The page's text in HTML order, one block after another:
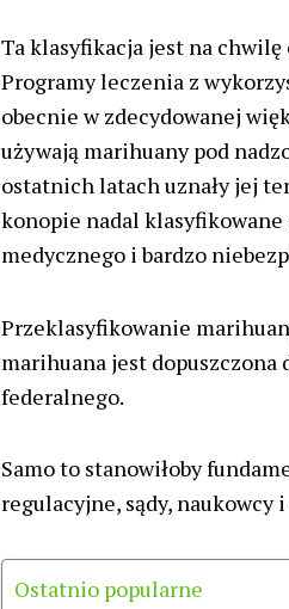
Ta klasyfikacja jest na
Programy leczenia z
obecnie w zdecydowanej
używają marihuany pod
ostatnich latach uznały jej
konopie nadal klasyfikowane
medycznego i bardzo
Przeklasyfikowanie
marihuana jest dopuszczona
federalnego.
Samo to stanowiłoby
regulacyjne, sądy,
Ostatnio popularne